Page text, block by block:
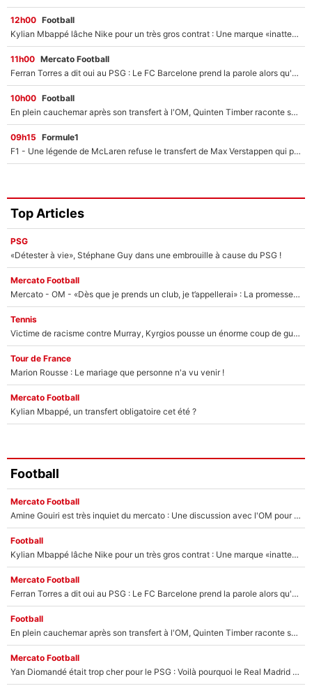
12h00 Football
Kylian Mbappé lâche Nike pour un très gros contrat : Une marque «inattendue» va frapper très fort
11h00 Mercato Football
Ferran Torres a dit oui au PSG : Le FC Barcelone prend la parole alors qu'un transfert de l'attaquant espagnol prend forme
10h00 Football
En plein cauchemar après son transfert à l'OM, Quinten Timber raconte ses doutes après sa signature à Marseille
09h15 Formule1
F1 - Une légende de McLaren refuse le transfert de Max Verstappen qui pourrait «faire des vagues» et plomber l'ambiance dans l'équipe
Top Articles
PSG
«Détester à vie», Stéphane Guy dans une embrouille à cause du PSG !
Mercato Football
Mercato - OM - «Dès que je prends un club, je t’appellerai» : La promesse de Marcelino au moment de claquer la porte
Tennis
Victime de racisme contre Murray, Kyrgios pousse un énorme coup de gueule !
Tour de France
Marion Rousse : Le mariage que personne n'a vu venir !
Mercato Football
Kylian Mbappé, un transfert obligatoire cet été ?
Football
Mercato Football
Amine Gouiri est très inquiet du mercato : Une discussion avec l'OM pour acter son transfert !
Football
Kylian Mbappé lâche Nike pour un très gros contrat : Une marque «inattendue» va frapper très fort
Mercato Football
Ferran Torres a dit oui au PSG : Le FC Barcelone prend la parole alors qu'un transfert de l'attaquant espagnol prend forme
Football
En plein cauchemar après son transfert à l'OM, Quinten Timber raconte ses doutes après sa signature à Marseille
Mercato Football
Yan Diomandé était trop cher pour le PSG : Voilà pourquoi le Real Madrid a accepté de payer la somme record de 140M€ pour boucler son transfert !